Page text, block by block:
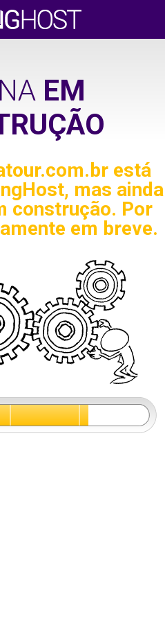
EM
está
mas ainda
construção. Por
em breve.